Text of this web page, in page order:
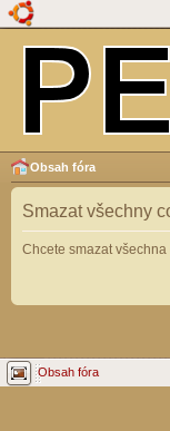
Obsah fóra
Smazat všechny
Chcete smazat
Obsah fóra